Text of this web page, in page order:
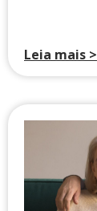
Leia mais >